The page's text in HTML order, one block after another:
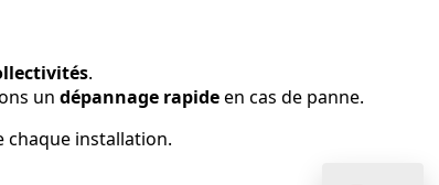
.
un dépannage rapideen cas de panne.
chaque installation.